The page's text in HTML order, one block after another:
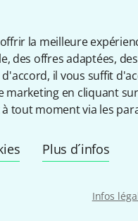
la meilleure
des offres adaptées,
il vous suffit
marketing en cliquant
tout moment via les
Plus d´infos
Infos
Bag
ONT
Gator G-